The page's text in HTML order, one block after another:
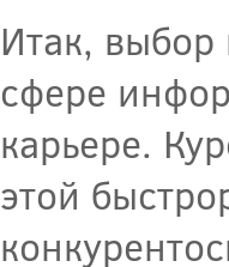
Итак, выбор
сфере
карьере.
этой